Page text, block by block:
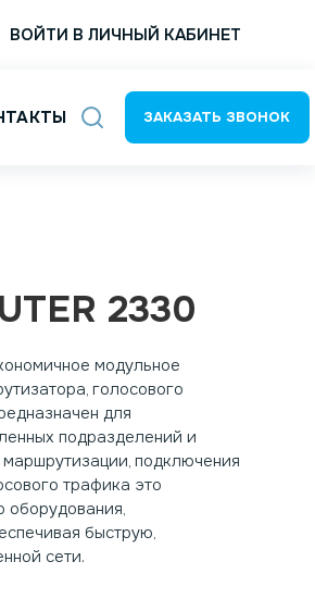
ВОЙТИ В ЛИЧНЫЙ КАБИНЕТ
ЗАКАЗАТЬ ЗВОНОК
2330
модульное
голосового
для
подразделений и
подключения
трафика это
оборудования,
быструю,
сети.